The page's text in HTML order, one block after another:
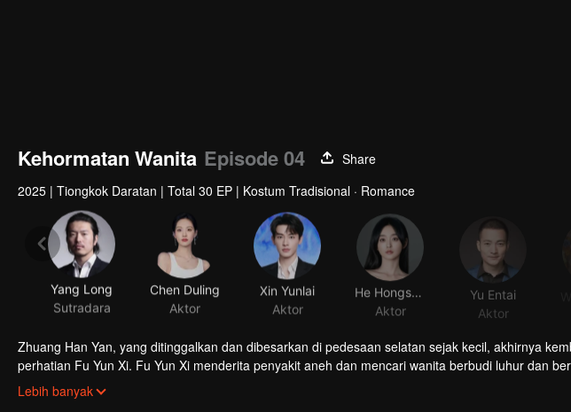
Kehormatan Wanita Episode 04
Share
2025 | Tiongkok Daratan | Total 30 EP | Kostum Tradisional · Romance
Yang Long
Sutradara
Chen Duling
Aktor
Xin Yunlai
Aktor
Aktor
Yu Entai
Aktor
Zhuang Han Yan, yang ditinggalkan dan dibesarkan di pedesaan selatan sejak kecil, akhirnya
perhatian Fu Yun Xi. Fu Yun Xi menderita penyakit aneh dan mencari wanita berbudi luhur dan
Zhuang Han Yan, dengan keberanian luar biasa dan hati yang baik, menjadi pilihan idealnya. Saat
cinta melalui berbagai ujian, bisakah Han Yan berdamai dan menemukan kembali ikatan keluarga
Lebih banyak